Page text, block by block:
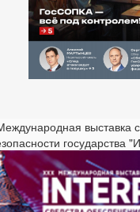
выставка
государства